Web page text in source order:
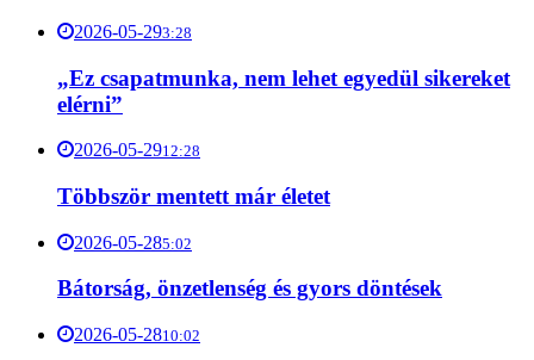
2026-05-293:28
„Ez csapatmunka, nem lehet egyedül sikereket
elérni”
2026-05-2912:28
Többször mentett már életet
2026-05-285:02
Bátorság, önzetlenség és gyors döntések
2026-05-2810:02